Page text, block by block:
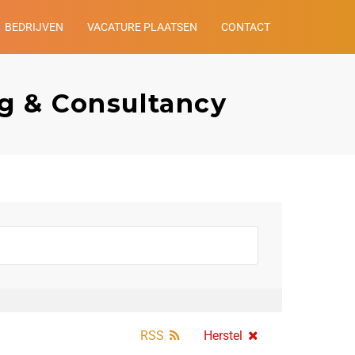
BEDRIJVEN VACATURE PLAATSEN CONTACT
& Consultancy
Herstel
RSS